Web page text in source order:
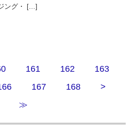
ング・ […]
161 162
163
167 168
>
≫